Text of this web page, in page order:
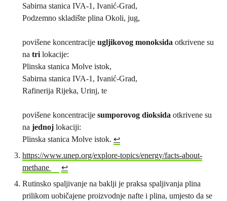
Sabirna stanica IVA-1, Ivanić-Grad,
Podzemno skladište plina Okoli, jug,
povišene koncentracije ugljikovog monoksida otkrivene su
na trilokacije:
Plinska stanica Molve istok,
Sabirna stanica IVA-1, Ivanić-Grad,
Rafinerija Rijeka, Urinj, te
povišene koncentracije sumporovog dioksida otkrivene su
na jednoj lokaciji:
Plinska stanica Molve istok. ↩︎
https://www.unep.org/explore-topics/energy/facts-about-
methane
↩︎
Rutinsko spaljivanje na baklji je praksa spaljivanja plina
prilikom uobičajene proizvodnje nafte i plina, umjesto da se